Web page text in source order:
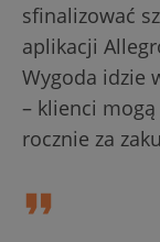
sfinalizować
aplikacji
Wygoda idzie
– klienci mogą
rocznie za